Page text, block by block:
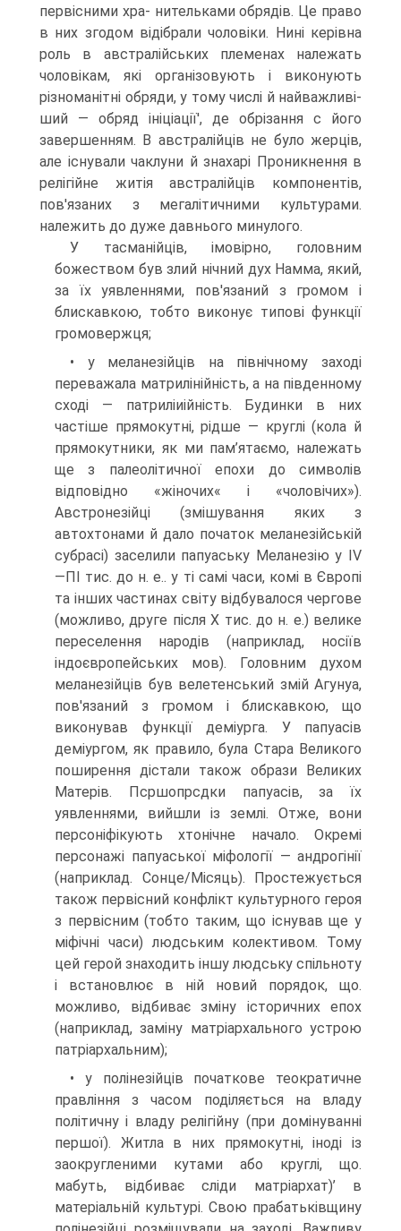
первісними хра- нительками обрядів. Це право
в них згодом відібрали чоловіки. Нині ке­рівна
роль в австралійських племенах належать
чоловікам, які орга­нізовують і виконують
різноманітні обряди, у тому числі й найважливі­
ший — обряд ініціації', де обрізання с його
завершенням. В австралійців не було жерців,
але існували чаклуни й знахарі Проникнення в
релігій­не житія австралійців компонентів,
пов'язаних з мегалітичними куль­турами.
належить до дуже давнього минулого.
У тасманійців, імовірно, головним
божеством був злий нічний дух Намма, який,
за їх уявленнями, пов'язаний з громом і
блискавкою, тоб­то виконує типові функції
громовержця;
• у меланезійців на північному заході
переважала матрилінійність, а на південному
сході — патриліиійність. Будинки в них
частіше прямокутні, рідше — круглі (кола й
прямокутники, як ми пам’ятаємо, належать
ще з палеолітичної епохи до символів
відповідно «жіночих« і «чоловічих»).
Австронезійці (змішування яких з
автохтонами й дало початок мелане­зійській
субрасі) заселили папуаську Меланезію у IV
—ПІ тис. до н. е.. у ті самі часи, комі в Європі
та інших частинах світу відбувалося чер­гове
(можливо, друге після X тис. до н. е.) велике
переселення народів (наприклад, носіїв
індоєвропейських мов). Головним духом
меланезійців був велетенський змій Агунуа,
пов'язаний з громом і блискавкою, що
виконував функції деміурга. У папуасів
деміургом, як правило, була Стара Великого
поширення дістали також образи Великих
Матерів. Псршопрсдки папуасів, за їх
уявленнями, вийшли із землі. Отже, вони
персоніфікують хтонічне начало. Окремі
персонажі папуаської міфо­логії — андрогінії
(наприклад. Сонце/Місяць). Простежується
також первісний конфлікт культурного героя
з первісним (тобто таким, що існував ще у
міфічні часи) людським колективом. Тому
цей герой зна­ходить іншу людську спільноту
і встановлює в ній новий порядок, що.
можливо, відбиває зміну історичних епох
(наприклад, заміну матріар­хального устрою
патріархальним);
• у полінезійців початкове теократичне
правління з часом поділяється на владу
політичну і владу релігійну (при домінуванні
першої). Жит­ла в них прямокутні, іноді із
заокругленими кутами або круглі, що.
мабуть, відбиває сліди матріархат)’ в
матеріальній культурі. Свою прабатьківщину